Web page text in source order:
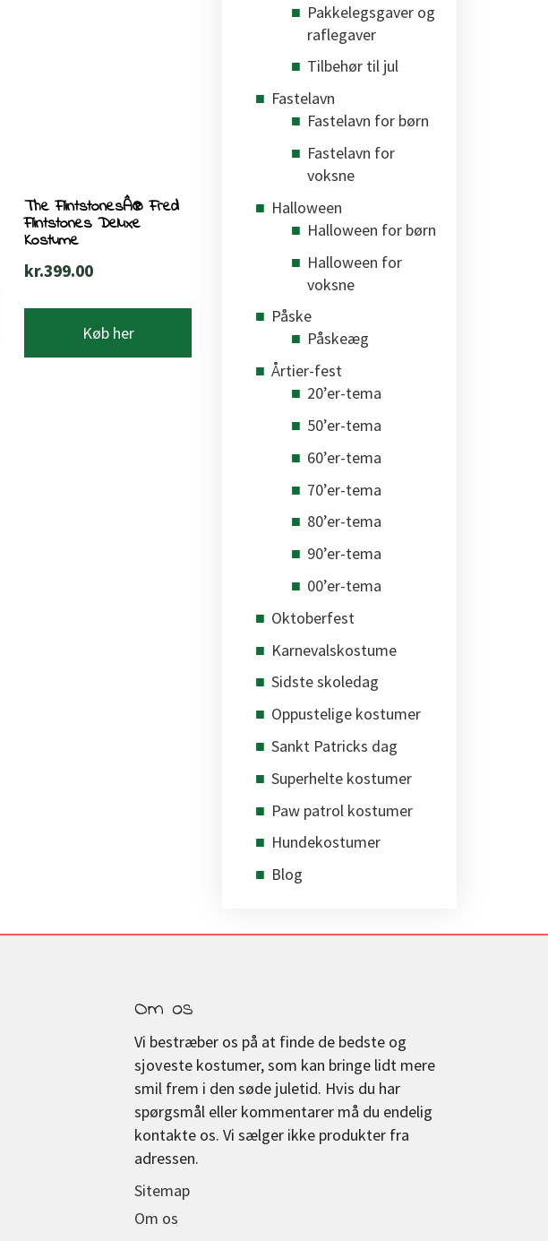
The FlintstonesÂ® Fred
Flintstones Deluxe
Kostume
kr.399.00
Køb her
Pakkelegsgaver og
raflegaver
Tilbehør til jul
Fastelavn
Fastelavn for børn
Fastelavn for
voksne
Halloween
Halloween for børn
Halloween for
voksne
Påske
Påskeæg
Årtier-fest
20’er-tema
50’er-tema
60’er-tema
70’er-tema
80’er-tema
90’er-tema
00’er-tema
Oktoberfest
Karnevalskostume
Sidste skoledag
Oppustelige kostumer
Sankt Patricks dag
Superhelte kostumer
Paw patrol kostumer
Hundekostumer
Blog
Om os
Vi bestræber os på at finde de bedste og
sjoveste kostumer, som kan bringe lidt mere
smil frem i den søde juletid. Hvis du har
spørgsmål eller kommentarer må du endelig
kontakte os. Vi sælger ikke produkter fra
adressen.
Sitemap
Om os